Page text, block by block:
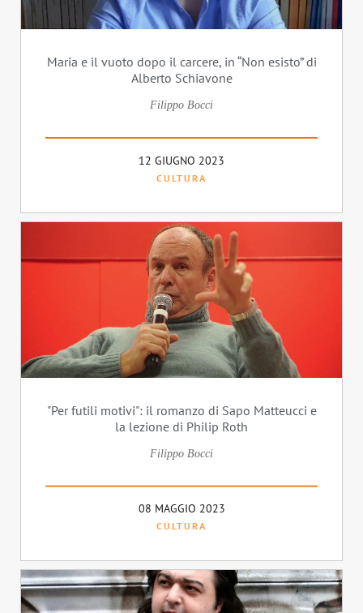
Maria e il vuoto dopo il carcere, in “Non esisto” di
Alberto Schiavone
Filippo Bocci
12 GIUGNO 2023
CULTURA
"Per futili motivi": il romanzo di Sapo Matteucci e
la lezione di Philip Roth
Filippo Bocci
08 MAGGIO 2023
CULTURA